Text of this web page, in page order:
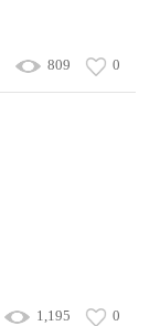
809 0
1,195 0